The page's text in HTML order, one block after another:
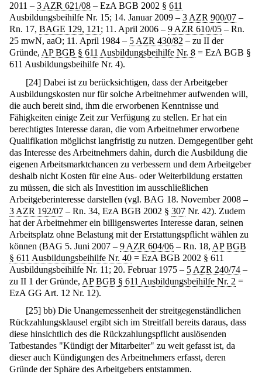
2011 – 3 AZR 621/08 – EzA BGB 2002 § 611
Ausbildungsbeihilfe Nr. 15; 14. Januar 2009 – 3 AZR 900/07 –
Rn. 17, BAGE 129, 121 ; 11. April 2006 – 9 AZR 610/05 – Rn.
25 mwN, aaO; 11. April 1984 – 5 AZR 430/82 – zu II der
Gründe, AP BGB § 611 Ausbildungsbeihilfe Nr. 8 = EzA BGB §
611 Ausbildungsbeihilfe Nr. 4).
[24] Dabei ist zu berücksichtigen, dass der Arbeitgeber
Ausbildungskosten nur für solche Arbeitnehmer aufwenden will,
die auch bereit sind, ihm die erworbenen Kenntnisse und
Fähigkeiten einige Zeit zur Verfügung zu stellen. Er hat ein
berechtigtes Interesse daran, die vom Arbeitnehmer erworbene
Qualifikation möglichst langfristig zu nutzen. Demgegenüber geht
das Interesse des Arbeitnehmers dahin, durch die Ausbildung die
eigenen Arbeitsmarktchancen zu verbessern und dem Arbeitgeber
deshalb nicht Kosten für eine Aus- oder Weiterbildung erstatten
zu müssen, die sich als Investition im ausschließlichen
Arbeitgeberinteresse darstellen (vgl. BAG 18. November 2008 –
3 AZR 192/07 – Rn. 34, EzA BGB 2002 § 307 Nr. 42). Zudem
hat der Arbeitnehmer ein billigenswertes Interesse daran, seinen
Arbeitsplatz ohne Belastung mit der Erstattungspflicht wählen zu
können (BAG 5. Juni 2007 – 9 AZR 604/06 – Rn. 18, AP BGB
§ 611 Ausbildungsbeihilfe Nr. 40 = EzA BGB 2002 § 611
Ausbildungsbeihilfe Nr. 11; 20. Februar 1975 – 5 AZR 240/74 –
zu II 1 der Gründe, AP BGB § 611 Ausbildungsbeihilfe Nr. 2 =
EzA GG Art. 12 Nr. 12).
[25] bb) Die Unangemessenheit der streitgegenständlichen
Rückzahlungsklausel ergibt sich im Streitfall bereits daraus, dass
diese hinsichtlich des die Rückzahlungspflicht auslösenden
Tatbestandes "Kündigt der Mitarbeiter" zu weit gefasst ist, da
dieser auch Kündigungen des Arbeitnehmers erfasst, deren
Gründe der Sphäre des Arbeitgebers entstammen.